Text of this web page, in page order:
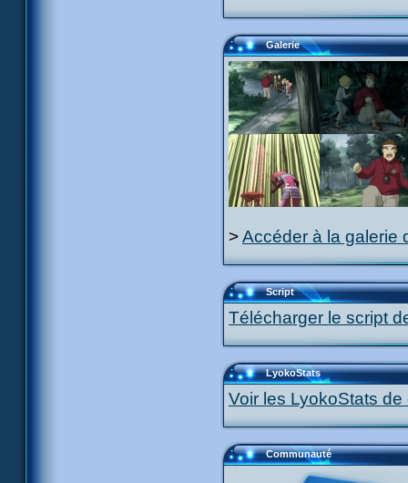
Galerie
>Accéder à la galerie
Script
Télécharger le script
LyokoStats
Voir les LyokoStats
Communauté